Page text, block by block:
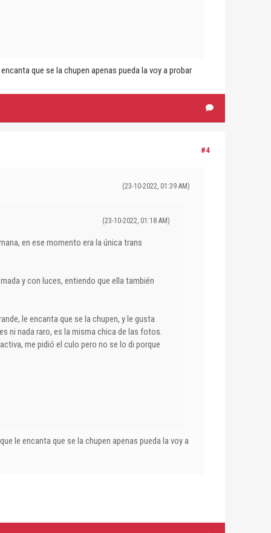
que se la chupen apenas pueda la voy a probar
#4
(23-10-2022, 01:39 AM)
(23-10-2022, 01:18 AM)
en ese momento era la única trans
y con luces, entiendo que ella también
le encanta que se la chupen, y le gusta
ni nada raro, es la misma chica de las fotos.
me pidió el culo pero no se lo di porque
le encanta que se la chupen apenas pueda la voy a